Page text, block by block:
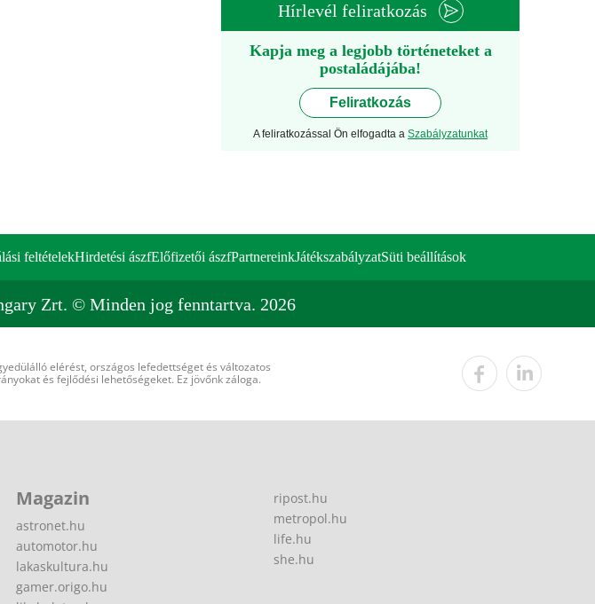
Hírlevél feliratkozás
Kapja meg a legjobb történeteket a
postaládájába!
Feliratkozás
A feliratkozással Ön elfogadta a Szabályzatunkat
feltételekHirdetési ászfElőfizetői ászfPartnereinkJátékszabályzatSüti beállítások
Zrt. © Minden jog fenntartva. 2026
elérést, országos lefedettséget és változatos
és fejlődési lehetőségeket. Ez jövőnk záloga.
Magazin
astronet.hu
automotor.hu
lakaskultura.hu
gamer.origo.hu
ripost.hu
metropol.hu
life.hu
she.hu